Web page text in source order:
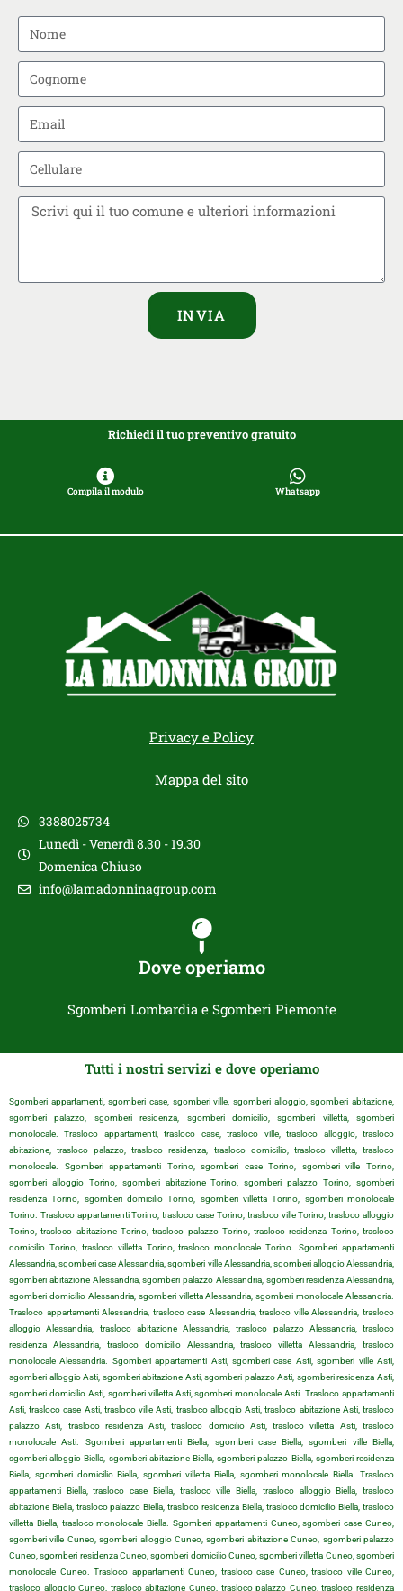
INVIA
Richiedi il tuo preventivo gratuito
Compila il modulo Whatsapp
Privacy e Policy
Mappa del sito
3388025734
Lunedì - Venerdì 8.30 - 19.30
Domenica Chiuso
info@lamadonninagroup.com
Dove operiamo
Sgomberi Lombardia e Sgomberi Piemonte
Tutti i nostri servizi e dove operiamo
Sgomberi appartamenti, sgomberi case, sgomberi ville, sgomberi alloggio, sgomberi abitazione,
sgomberi palazzo, sgomberi residenza, sgomberi domicilio, sgomberi villetta, sgomberi
monolocale. Trasloco appartamenti, trasloco case, trasloco ville, trasloco alloggio, trasloco
abitazione, trasloco palazzo, trasloco residenza, trasloco domicilio, trasloco villetta, trasloco
monolocale. Sgomberi appartamenti Torino, sgomberi case Torino, sgomberi ville Torino,
sgomberi alloggio Torino, sgomberi abitazione Torino, sgomberi palazzo Torino, sgomberi
residenza Torino, sgomberi domicilio Torino, sgomberi villetta Torino, sgomberi monolocale
Torino. Trasloco appartamenti Torino, trasloco case Torino, trasloco ville Torino, trasloco alloggio
Torino, trasloco abitazione Torino, trasloco palazzo Torino, trasloco residenza Torino, trasloco
domicilio Torino, trasloco villetta Torino, trasloco monolocale Torino. Sgomberi appartamenti
Alessandria, sgomberi case Alessandria, sgomberi ville Alessandria, sgomberi alloggio Alessandria,
sgomberi abitazione Alessandria, sgomberi palazzo Alessandria, sgomberi residenza Alessandria,
sgomberi domicilio Alessandria, sgomberi villetta Alessandria, sgomberi monolocale Alessandria.
Trasloco appartamenti Alessandria, trasloco case Alessandria, trasloco ville Alessandria, trasloco
alloggio Alessandria, trasloco abitazione Alessandria, trasloco palazzo Alessandria, trasloco
residenza Alessandria, trasloco domicilio Alessandria, trasloco villetta Alessandria, trasloco
monolocale Alessandria. Sgomberi appartamenti Asti, sgomberi case Asti, sgomberi ville Asti,
sgomberi alloggio Asti, sgomberi abitazione Asti, sgomberi palazzo Asti, sgomberi residenza Asti,
sgomberi domicilio Asti, sgomberi villetta Asti, sgomberi monolocale Asti. Trasloco appartamenti
Asti, trasloco case Asti, trasloco ville Asti, trasloco alloggio Asti, trasloco abitazione Asti, trasloco
palazzo Asti, trasloco residenza Asti, trasloco domicilio Asti, trasloco villetta Asti, trasloco
monolocale Asti. Sgomberi appartamenti Biella, sgomberi case Biella, sgomberi ville Biella,
sgomberi alloggio Biella, sgomberi abitazione Biella, sgomberi palazzo Biella, sgomberi residenza
Biella, sgomberi domicilio Biella, sgomberi villetta Biella, sgomberi monolocale Biella. Trasloco
appartamenti Biella, trasloco case Biella, trasloco ville Biella, trasloco alloggio Biella, trasloco
abitazione Biella, trasloco palazzo Biella, trasloco residenza Biella, trasloco domicilio Biella, trasloco
villetta Biella, trasloco monolocale Biella. Sgomberi appartamenti Cuneo, sgomberi case Cuneo,
sgomberi ville Cuneo, sgomberi alloggio Cuneo, sgomberi abitazione Cuneo, sgomberi palazzo
Cuneo, sgomberi residenza Cuneo, sgomberi domicilio Cuneo, sgomberi villetta Cuneo, sgomberi
monolocale Cuneo. Trasloco appartamenti Cuneo, trasloco case Cuneo, trasloco ville Cuneo,
trasloco alloggio Cuneo, trasloco abitazione Cuneo, trasloco palazzo Cuneo, trasloco residenza